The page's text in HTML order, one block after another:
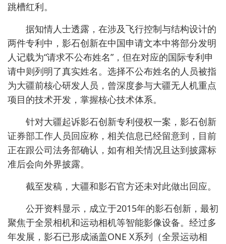
跳槽红利。
据知情人士透露，在涉及飞行控制与结构设计的
两件专利中，影石创新在中国申请文本中将部分发明
人记载为“请求不公布姓名”，但在对应的国际专利申
请中则列明了真实姓名。选择不公布姓名的人员被指
为大疆前核心研发人员，曾深度参与大疆无人机重点
项目的技术开发，掌握核心技术体系。
针对大疆起诉影石创新专利侵权一案，影石创新
证券部工作人员回应称，相关信息已经留意到，目前
正在跟公司法务部确认，如有相关情况且达到披露标
准后会向外界披露。
截至发稿，大疆和影石官方还未对此做出回应。
公开资料显示，成立于2015年的影石创新，最初
聚焦于全景相机和运动相机等智能影像设备。经过多
年发展，影石已形成涵盖ONE X系列（全景运动相